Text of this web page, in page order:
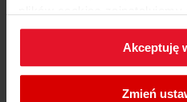
klikającZmień ustawienia.
W każdej chwili możesz
ustawienia plików cookies
Akceptuję
Zmień
Karta produktu
Instrukcja użytkownika
Pokaż